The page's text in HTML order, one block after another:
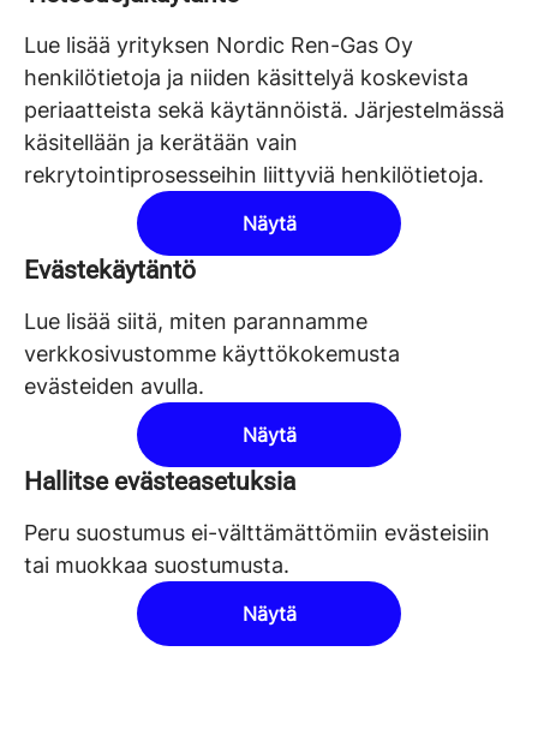
Lue lisää yrityksen Nordic Ren-Gas Oy
henkilötietoja ja niiden käsittelyä koskevista
periaatteista sekä käytännöistä. Järjestelmässä
käsitellään ja kerätään vain
rekrytointiprosesseihin liittyviä henkilötietoja.
Näytä
Evästekäytäntö
Lue lisää siitä, miten parannamme
verkkosivustomme käyttökokemusta
evästeiden avulla.
Näytä
Hallitse evästeasetuksia
Peru suostumus ei-välttämättömiin evästeisiin
tai muokkaa suostumusta.
Näytä